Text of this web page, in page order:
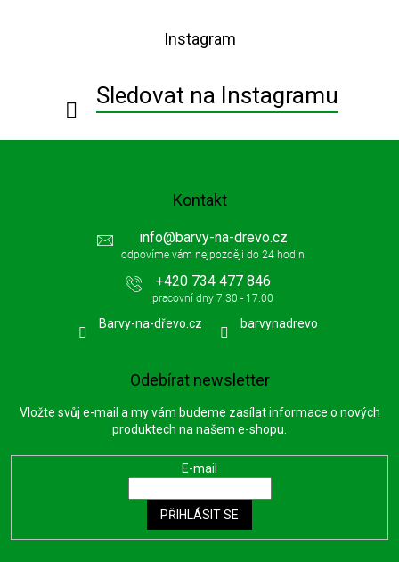
Instagram
Sledovat na Instagramu
Kontakt
info@barvy-na-drevo.cz
+420 734 477 846
Barvy-na-dřevo.cz barvynadrevo
Odebírat newsletter
Vložte svůj e-mail a my vám budeme zasílat informace o nových
produktech na našem e-shopu.
E-mail
PŘIHLÁSIT SE